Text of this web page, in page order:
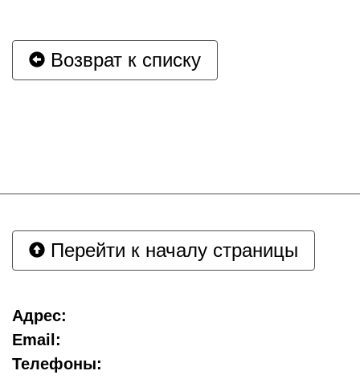
Возврат к списку
Перейти к началу страницы
Адрес:
Email:
Телефоны: